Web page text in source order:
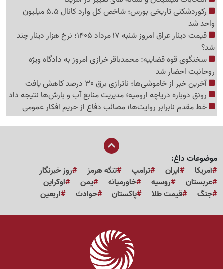
رکوردشکنی تاریخی بورس؛ شاخص کل وارد کانال 5.5 میلیون
واحد شد
قیمت دینار عراق امروز شنبه 17 مرداد 1405؛ نرخ هزار دینار چند
شد؟
سخنگوی قوه قضاییه: محمدباقر خرازی امروز به دادگاه ویژه
روحانیت احضار شد
آخرین خبر از خاموشی‌ها؛ ناترازی برق 30 درصد کاهش یافت
رونق دوباره دریاچه ارومیه؛ مدیریت منابع آب و بارش‌ها نتیجه داد
خط مقدم نابرابر روایت‌ها؛ مصائب دفاع از حریم افکار عمومی
موضوعات داغ:
آمریکا
ایران ترامپ تنگه هرمز
روز خبرنگار
عربستان
روسیه خاورمیانه یمن
اوکراین
جنگ
قیمت طلا پاکستان حوادث اربعین